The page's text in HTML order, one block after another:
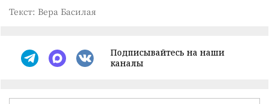
Текст: Вера Басилая
Подписывайтесь на наши
каналы